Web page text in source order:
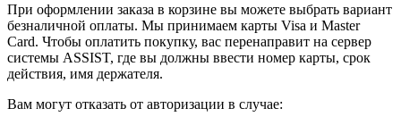
При оформлении заказа в корзине вы можете выбрать вариант
безналичной оплаты. Мы принимаем карты Visa и Master
Card. Чтобы оплатить покупку, вас перенаправит на сервер
системы ASSIST, где вы должны ввести номер карты, срок
действия, имя держателя.
Вам могут отказать от авторизации в случае: